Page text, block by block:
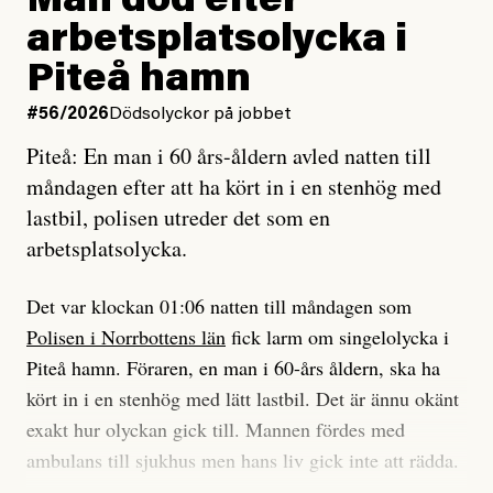
Vad betyder det att vara en röd, grön och oberoende
tidning?
Vad är bra journalistik?
Ett försök till korta svar som jag hoppas kan förtydliga
för Kuhn och Sassarinis-McGowan och andra hur jag
som chefredaktör ser på Dagens ETC:s uppdrag och
roll.
Vi skriver för våra läsare som vill bli informerade,
överraskade, bekräftade, utmanade – och som kräver
att vi granskar allt och alla.
Vi är som sagt en röd, grön och oberoende tidning.
Det betyder en annan journalistik än vad du hittar i
Jag lärde mig renovera
enligt uråldrig metod
och lade min sista ungdom
på att laga en gammal bod.
Jag sökte ljuset och meningen,
efter det som var rent, rätt och sant,
och aldrig såg jag det klarare än
när jag ombord på bussen hjälpte en tant.
#23/2026Intervjun
Jesper Lundby: ”Livet i sig
är ganska politiskt”
arbetsplatsolycka i
Piteå hamn
#56/2026 Dödsolyckor på jobbet
Piteå: En man i 60 års-åldern avled natten till
måndagen efter att ha kört in i en stenhög med
lastbil, polisen utreder det som en
arbetsplatsolycka.
Det var klockan 01:06 natten till måndagen som
Polisen i Norrbottens län fick larm om singelolycka i
Piteå hamn. Föraren, en man i 60-års åldern, ska ha
kört in i en stenhög med lätt lastbil. Det är ännu okänt
exakt hur olyckan gick till. Mannen fördes med
ambulans till sjukhus men hans liv gick inte att rädda.